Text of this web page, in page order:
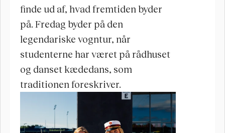
finde ud af, hvad fremtiden byder
på. Fredag byder på den
legendariske vogntur, når
studenterne har været på rådhuset
og danset kædedans, som
traditionen foreskriver.